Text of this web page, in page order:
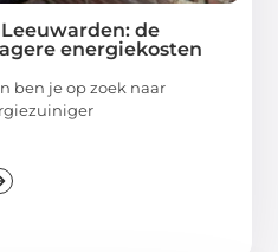
de
energiekosten
ben je op zoek naar